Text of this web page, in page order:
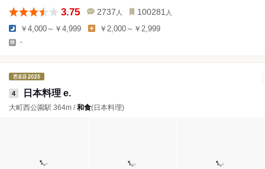
3.75 2737 人 100281 人
￥4,000～￥4,999 ￥2,000～￥2,999
-
4 日本料理 e.
大町西公園駅 364m /和食(日本料理)